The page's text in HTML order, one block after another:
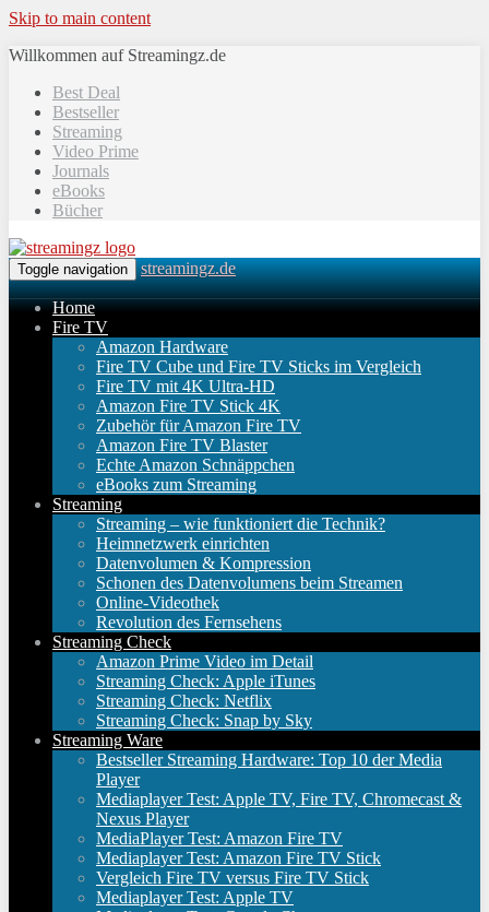
Skip to main content
Willkommen auf Streamingz.de
Best Deal
Bestseller
Streaming
Video Prime
Journals
eBooks
Bücher
Toggle navigation streamingz.de
Home
Fire TV
Amazon Hardware
Fire TV Cube und Fire TV Sticks im Vergleich
Fire TV mit 4K Ultra-HD
Amazon Fire TV Stick 4K
Zubehör für Amazon Fire TV
Amazon Fire TV Blaster
Echte Amazon Schnäppchen
eBooks zum Streaming
Streaming
Streaming – wie funktioniert die Technik?
Heimnetzwerk einrichten
Datenvolumen & Kompression
Schonen des Datenvolumens beim Streamen
Online-Videothek
Revolution des Fernsehens
Streaming Check
Amazon Prime Video im Detail
Streaming Check: Apple iTunes
Streaming Check: Netflix
Streaming Check: Snap by Sky
Streaming Ware
Bestseller Streaming Hardware: Top 10 der Media
Player
Mediaplayer Test: Apple TV, Fire TV, Chromecast &
Nexus Player
MediaPlayer Test: Amazon Fire TV
Mediaplayer Test: Amazon Fire TV Stick
Vergleich Fire TV versus Fire TV Stick
Mediaplayer Test: Apple TV